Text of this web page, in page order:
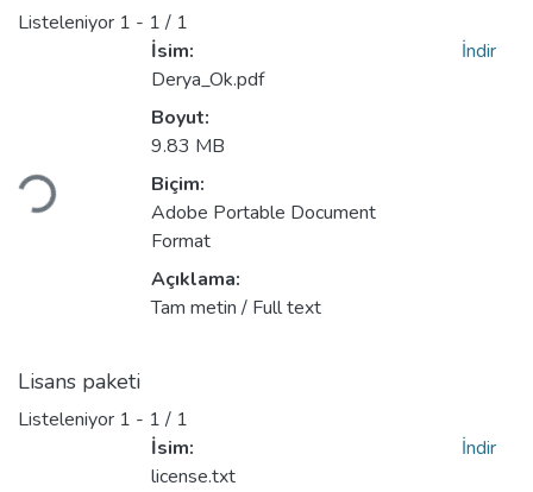
Listeleniyor 1 - 1 / 1
Yükleniyor...
İsim:
Derya_Ok.pdf
Boyut:
9.83 MB
Biçim:
Adobe Portable Document
Format
Açıklama:
Tam metin / Full text
İndir
Lisans paketi
Listeleniyor 1 - 1 / 1
İsim:
license.txt
İndir